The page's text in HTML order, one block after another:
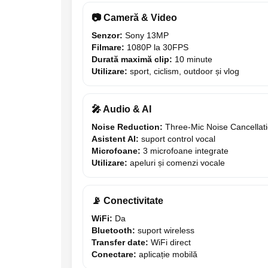
📷 Cameră & Video
Senzor: Sony 13MP
Filmare: 1080P la 30FPS
Durată maximă clip: 10 minute
Utilizare: sport, ciclism, outdoor și vlog
🎤 Audio & AI
Noise Reduction: Three-Mic Noise
Asistent AI: suport control vocal
Microfoane: 3 microfoane integrate
Utilizare: apeluri și comenzi vocale
📡 Conectivitate
WiFi: Da
Bluetooth: suport wireless
Transfer date: WiFi direct
Conectare: aplicație mobilă